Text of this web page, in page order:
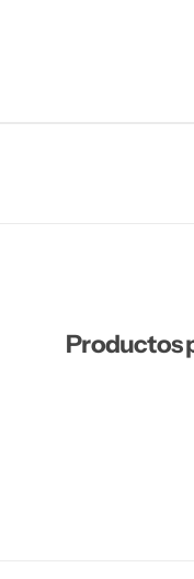
Productos